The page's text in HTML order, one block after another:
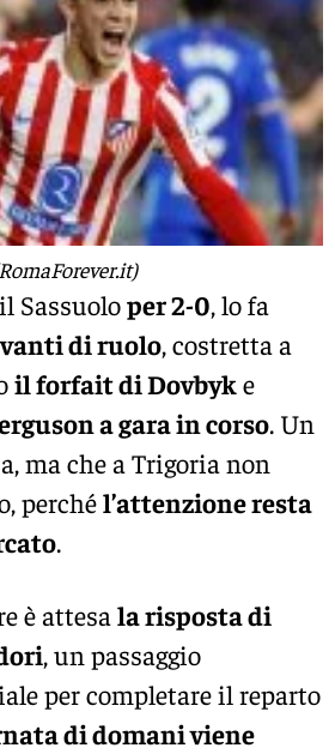
Sassuoloper 2-0, lo fa
di ruolo, costretta a
il forfait di Dovbyke
a gara in corso. Un
ma che a Trigoria non
perchél’attenzione resta
.
è attesa la risposta di
, un passaggio
per completare il reparto
di domani viene